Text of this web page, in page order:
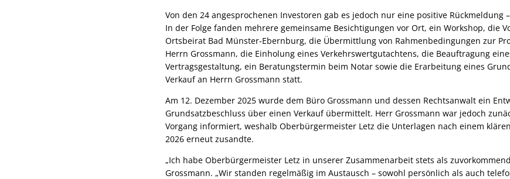
Von den 24 angesprochenen Investoren gab es jedoch nur eine positive Rückmeldung
In der Folge fanden mehrere gemeinsame Besichtigungen vor Ort, ein Workshop, die
Ortsbeirat Bad Münster-Ebernburg, die Übermittlung von Rahmenbedingungen zur
Herrn Grossmann, die Einholung eines Verkehrswertgutachtens, die Beauftragung
Vertragsgestaltung, ein Beratungstermin beim Notar sowie die Erarbeitung eines
Verkauf an Herrn Grossmann statt.
Am 12. Dezember 2025 wurde dem Büro Grossmann und dessen Rechtsanwalt ein
Grundsatzbeschluss über einen Verkauf übermittelt. Herr Grossmann war jedoch
Vorgang informiert, weshalb Oberbürgermeister Letz die Unterlagen nach einem
2026 erneut zusandte.
„Ich habe Oberbürgermeister Letz in unserer Zusammenarbeit stets als
Grossmann. „Wir standen regelmäßig im Austausch – sowohl persönlich als auch